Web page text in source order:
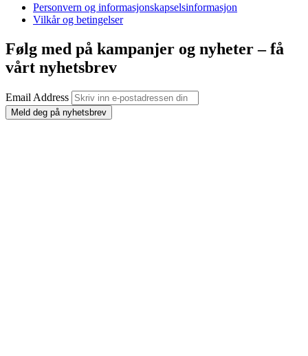
Personvern og informasjonskapselsinformasjon
Vilkår og betingelser
Følg med på kampanjer og nyheter – få
vårt nyhetsbrev
Email Address
Meld deg på nyhetsbrev